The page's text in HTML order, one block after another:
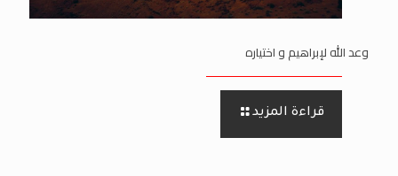
وعد الله لإبراهيم و اختياره
قراءة المزيد